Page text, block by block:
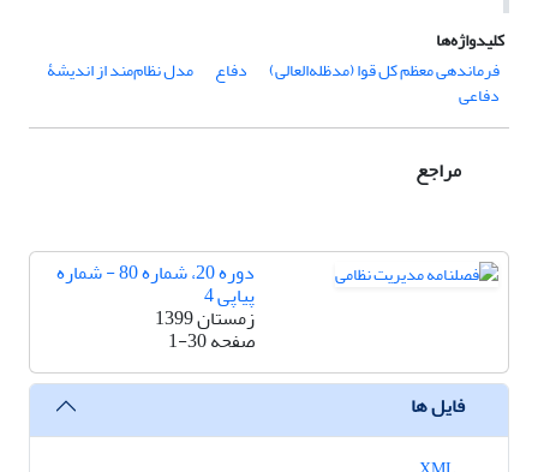
کلیدواژه‌ها
فرماندهی معظم کل قوا (مدظله‌العالی)
دفاع مدل نظام‌مند از اندیشۀ
دفاعی
مراجع
دوره 20، شماره 80 - شماره
پیاپی 4
زمستان 1399
صفحه1-30
فایل ها